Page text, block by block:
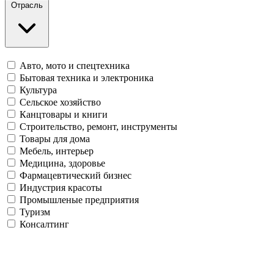
Отрасль
Авто, мото и спецтехника
Бытовая техника и электроника
Культура
Сельское хозяйство
Канцтовары и книги
Строительство, ремонт, инструменты
Товары для дома
Мебель, интерьер
Медицина, здоровье
Фармацевтический бизнес
Индустрия красоты
Промышленые предприятия
Туризм
Консалтинг